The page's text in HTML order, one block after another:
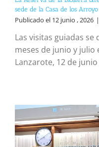
sede de la Casa de los Arroyo
Publicado el 12 junio , 2026 |
Las visitas guiadas
meses de junio y
Lanzarote, 12 de junio